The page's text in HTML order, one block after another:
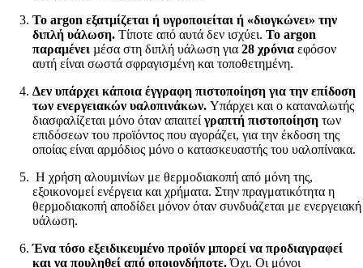
Το argon εξατμίζεται ή υγροποιείται ή «διογκώνει» την
διπλή υάλωση. Τίποτε από αυτά δεν ισχύει. Το argon
παραμένει µέσα στη διπλή υάλωση για 28 χρόνια εφόσον
αυτή είναι σωστά σφραγισµένη και τοποθετηµένη.
∆εν υπάρχει κάποια έγγραφη πιστοποίηση για την επίδοση
των ενεργειακών υαλοπινάκων. Υπάρχει και ο καταναλωτής
διασφαλίζεται μόνο όταν απαιτεί γραπτή πιστοποίηση των
επιδόσεων του προϊόντος που αγοράζει, για την έκδοση της
οποίας είναι αρµόδιος µόνο ο κατασκευαστής του υαλοπίνακα.
Η χρήση αλουµινίων με θερμοδιακοπή από μόνη της,
εξοικονομεί ενέργεια και χρήματα. Στην πραγματικότητα η
θερµοδιακοπή αποδίδει μόνον όταν συνδυάζεται με ενεργειακή
υάλωση.
Ένα τόσο εξειδικευμένο προϊόν μπορεί να προδιαγραφεί
και να πουληθεί από οποιονδήποτε.Όχι. Οι μόνοι